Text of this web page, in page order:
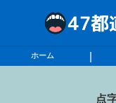
ホーム
点